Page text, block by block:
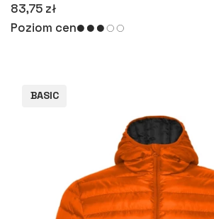
83,75 zł
Poziom cen
BASIC